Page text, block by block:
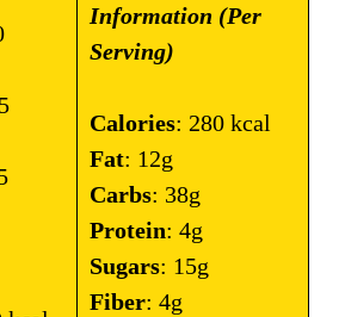
Information (Per
Serving)
Calories: 280 kcal
Fat: 12g
Carbs: 38g
Protein: 4g
Sugars: 15g
Fiber: 4g